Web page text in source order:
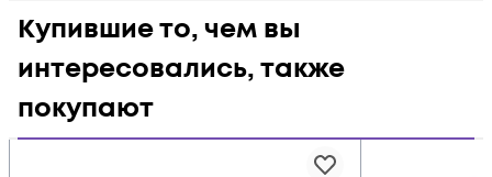
Купившие то, чем вы
интересовались, также
покупают